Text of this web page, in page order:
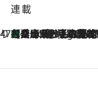
連載
47都道府県の手みやげ ひんやりスイーツで夏を満喫
7 Hours Ago
【兵庫県】この夏絶対食べたい 冷やしておいしいおやつ3選 淡路島の恵みをジェラートに集約